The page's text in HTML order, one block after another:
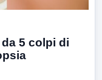
5 colpi di